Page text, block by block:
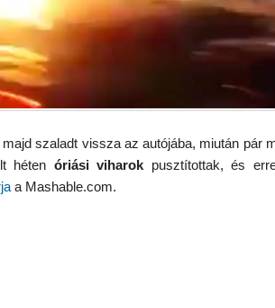
szaladt vissza az autójába, miután pár
héten óriási viharok pusztítottak, és
a Mashable.com.